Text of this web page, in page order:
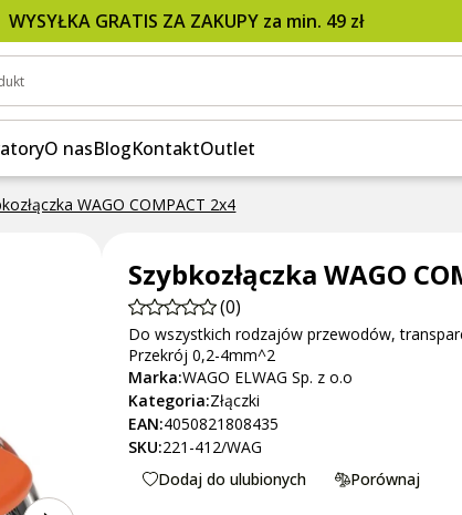
WYSYŁKA GRATIS ZA ZAKUPY za min. 49 zł
O nasBlogKontaktOutlet
WAGO COMPACT 2x4
Szybkozłączka WAGO
(0)
Do wszystkich rodzajów przewodów,
Przekrój 0,2-4mm^2
Marka:WAGO ELWAG Sp. z o.o
Kategoria:Złączki
EAN:4050821808435
SKU:221-412/WAG
Dodaj do ulubionych
Porównaj